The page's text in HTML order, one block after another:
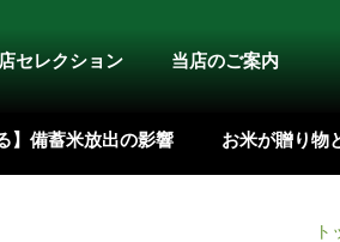
セレクション 当店のご案内
】備蓄米放出の影響 お米が贈り物
ト